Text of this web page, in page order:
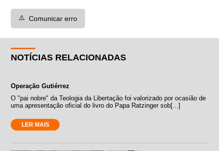
⚠️ Comunicar erro
NOTÍCIAS RELACIONADAS
Operação Gutiérrez
O "pai nobre" da Teologia da Libertação foi valorizado por ocasião de
uma apresentação oficial do livro do Papa Ratzinger sob[...]
LER MAIS